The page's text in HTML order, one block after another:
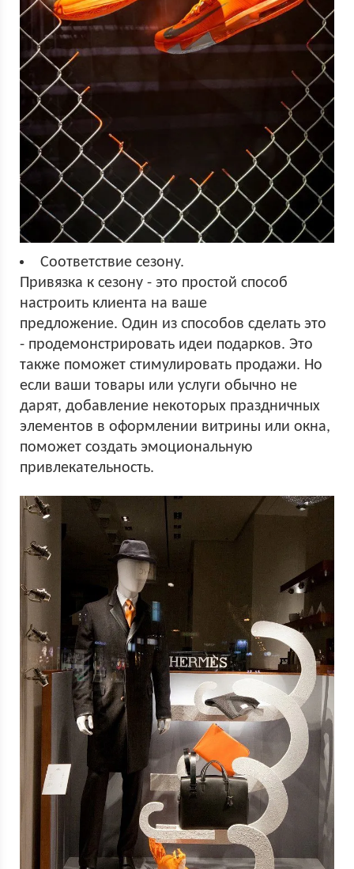
Соответствие сезону.
Привязка к сезону - это простой способ
настроить клиента на ваше
предложение. Один из способов сделать это
- продемонстрировать идеи подарков. Это
также поможет стимулировать продажи. Но
если ваши товары или услуги обычно не
дарят, добавление некоторых праздничных
элементов в оформлении витрины или окна,
поможет создать эмоциональную
привлекательность.